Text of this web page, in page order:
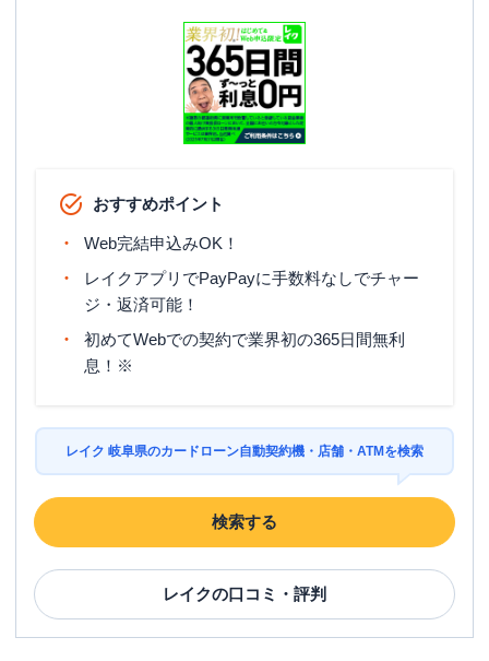
おすすめポイント
Web完結申込みOK！
レイクアプリでPayPayに手数料なしでチャー
ジ・返済可能！
初めてWebでの契約で業界初の365日間無利
息！※
レイク 岐阜県のカードローン自動契約機・店舗・ATMを検索
検索する
レイクの口コミ・評判